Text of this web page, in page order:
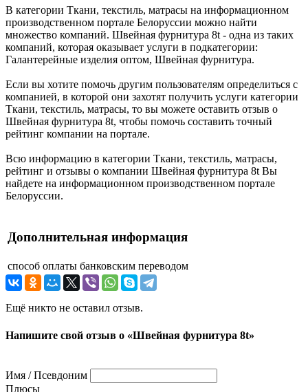
В категории Ткани, текстиль, матрасы на информационном
производственном портале Белоруссии можно найти
множество компаний. Швейная фурнитура 8t - одна из таких
компаний, которая оказывает услуги в подкатегории:
Галантерейные изделия оптом, Швейная фурнитура.
Если вы хотите помочь другим пользователям определиться с
компанией, в которой они захотят получить услуги категории
Ткани, текстиль, матрасы, то вы можете оставить отзыв о
Швейная фурнитура 8t, чтобы помочь составить точный
рейтинг компании на портале.
Всю информацию в категории Ткани, текстиль, матрасы,
рейтинг и отзывы о компании Швейная фурнитура 8t Вы
найдете на информационном производственном портале
Белоруссии.
Дополнительная информация
способ оплаты банковским переводом
Ещё никто не оставил отзыв.
Напишите свой отзыв о «Швейная фурнитура 8t»
Имя / Псевдоним
Плюсы